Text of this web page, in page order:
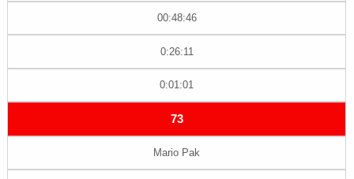
00:48:46
0:26:11
0:01:01
73
Mario Pak